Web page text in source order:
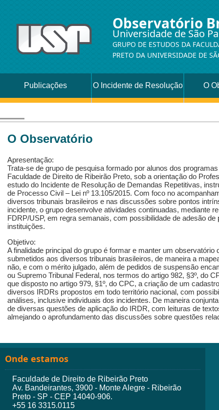
Observatório
Universidade de São
GRUPO DE ESTUDOS DA
PRETO DA UNIVERSIDADE DE
Publicações O Incidente de Resolução O
O Observatório
Apresentação:
Trata-se de grupo de pesquisa formado por alunos dos
Faculdade de Direito de Ribeirão Preto, sob a orientação do
estudo do Incidente de Resolução de Demandas Repetitivas,
de Processo Civil – Lei nº 13.105/2015. Com foco no
diversos tribunais brasileiros e nas discussões sobre pontos
incidente, o grupo desenvolve atividades continuadas, mediante
FDRP/USP, em regra semanais, com possibilidade de adesão
instituições.
Objetivo:
A finalidade principal do grupo é formar e manter um
submetidos aos diversos tribunais brasileiros, de maneira a
não, e com o mérito julgado, além de pedidos de suspensão
ou Supremo Tribunal Federal, nos termos do artigo 982, §3º, do
que disposto no artigo 979, §1º, do CPC, a criação de um
diversos IRDRs propostos em todo território nacional, com
análises, inclusive individuais dos incidentes. De maneira
de diversas questões de aplicação do IRDR, com leituras de
almejando o aprofundamento das discussões sobre questões
Onde estamos
Faculdade de Direito de Ribeirão Preto
Av. Bandeirantes, 3900 - Monte Alegre - Ribeirão
Preto - SP - CEP 14040-906.
+55 16 3315.0115